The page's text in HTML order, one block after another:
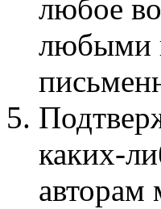
любое
любыми
каких-
авторам